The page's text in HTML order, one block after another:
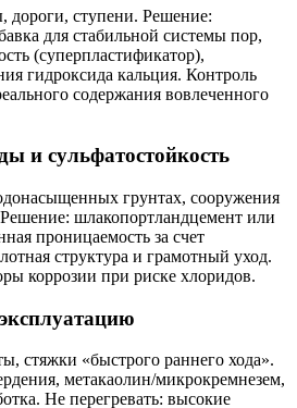
дороги, ступени. Решение:
для стабильной системы пор,
(суперпластификатор),
гидроксида кальция. Контроль
содержания вовлеченного
и сульфатостойкость
грунтах, сооружения
шлакопортландцемент или
проницаемость за счет
структура и грамотный уход.
коррозии при риске хлоридов.
стяжки «быстрого раннего хода».
метакаолин/микрокремнезем,
Не перегревать: высокие